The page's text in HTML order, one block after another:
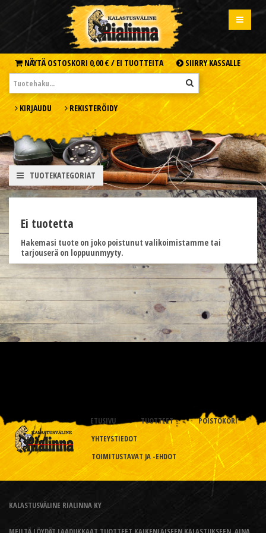
NÄYTÄ OSTOSKORI 0,00 € / EI TUOTTEITA SIIRRY KASSALLE
KIRJAUDU REKISTERÖIDY
TUOTEKATEGORIAT
Ei tuotetta
Hakemasi tuote on joko poistunut valikoimistamme tai
tarjouserä on loppuunmyyty.
ETUSIVU TUOTTEET
POISTOKORI
YHTEYSTIEDOT
TOIMITUSTAVAT JA -EHDOT
KALASTUSVÄLINE RIALINNA KY